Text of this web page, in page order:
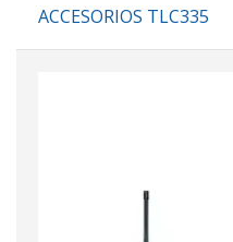
ACCESORIOS TLC335